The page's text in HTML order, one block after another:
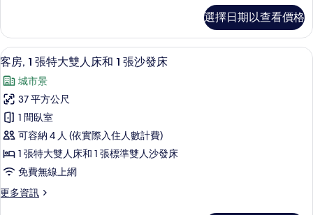
所
有
相
片
按
摩
浴
(King
Spa)
的
詳
情
選擇日期以查看價格
顯
示
客
房,
張
特
大
雙
客房, 1 張特大雙人床和 1 張沙發床 |
5
客房, 1 張特大雙人床和 1 張沙發床
城市景
37 平方公尺
1 間臥室
可容納 4 人 (依實際入住人數計費)
1 張特大雙人床和 1 張標準雙人沙發床
免費無線上網
更多資訊
更